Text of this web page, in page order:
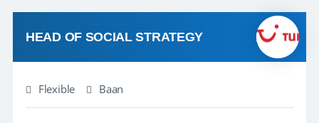
deze onderdelen zijn nu samen gevoegd...
HEAD OF SOCIAL STRATEGY
Flexible Baan